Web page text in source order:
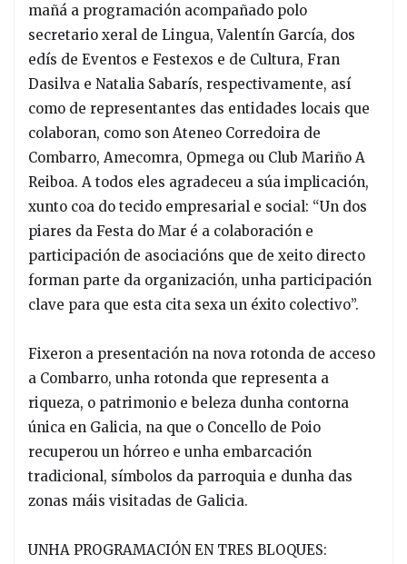
mañá a programación acompañado polo
secretario xeral de Lingua, Valentín García, dos
edís de Eventos e Festexos e de Cultura, Fran
Dasilva e Natalia Sabarís, respectivamente, así
como de representantes das entidades locais que
colaboran, como son Ateneo Corredoira de
Combarro, Amecomra, Opmega ou Club Mariño A
Reiboa. A todos eles agradeceu a súa implicación,
xunto coa do tecido empresarial e social: “Un dos
piares da Festa do Mar é a colaboración e
participación de asociacións que de xeito directo
forman parte da organización, unha participación
clave para que esta cita sexa un éxito colectivo”.
Fixeron a presentación na nova rotonda de acceso
a Combarro, unha rotonda que representa a
riqueza, o patrimonio e beleza dunha contorna
única en Galicia, na que o Concello de Poio
recuperou un hórreo e unha embarcación
tradicional, símbolos da parroquia e dunha das
zonas máis visitadas de Galicia.
UNHA PROGRAMACIÓN EN TRES BLOQUES: